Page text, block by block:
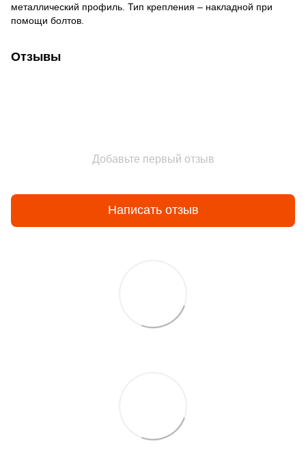
металлический профиль. Тип крепления – накладной при
помощи болтов.
Отзывы
Добавьте первый отзыв
Написать отзыв